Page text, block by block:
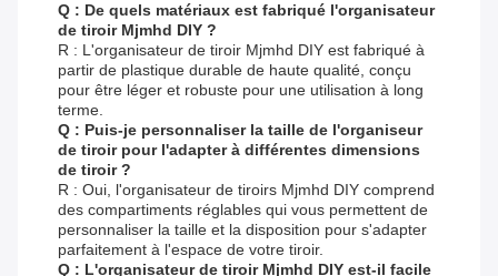
Q : De quels matériaux est fabriqué l'organisateur
de tiroir Mjmhd DIY ?
R : L'organisateur de tiroir Mjmhd DIY est fabriqué à
partir de plastique durable de haute qualité, conçu
pour être léger et robuste pour une utilisation à long
terme.
Q : Puis-je personnaliser la taille de l'organiseur
de tiroir pour l'adapter à différentes dimensions
de tiroir ?
R : Oui, l'organisateur de tiroirs Mjmhd DIY comprend
des compartiments réglables qui vous permettent de
personnaliser la taille et la disposition pour s'adapter
parfaitement à l'espace de votre tiroir.
Q : L'organisateur de tiroir Mjmhd DIY est-il facile